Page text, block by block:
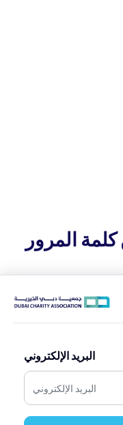
كلمة المرور
البريد الإلكتروني